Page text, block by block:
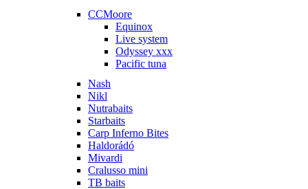
CCMoore
Equinox
Live system
Odyssey xxx
Pacific tuna
Nash
Nikl
Nutrabaits
Starbaits
Carp Inferno Bites
Haldorádó
Mivardi
Cralusso mini
TB baits